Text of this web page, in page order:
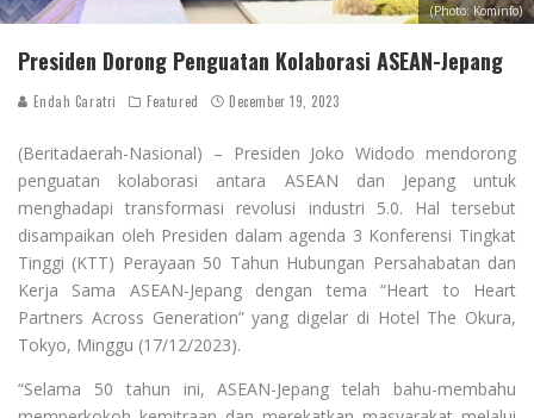
(Photo: Kominfo)
Presiden Dorong Penguatan Kolaborasi ASEAN-Jepang
Endah Caratri Featured December 19, 2023
(Beritadaerah-Nasional) – Presiden Joko Widodo mendorong
penguatan kolaborasi antara ASEAN dan Jepang untuk
menghadapi transformasi revolusi industri 5.0. Hal tersebut
disampaikan oleh Presiden dalam agenda 3 Konferensi Tingkat
Tinggi (KTT) Perayaan 50 Tahun Hubungan Persahabatan dan
Kerja Sama ASEAN-Jepang dengan tema “Heart to Heart
Partners Across Generation” yang digelar di Hotel The Okura,
Tokyo, Minggu (17/12/2023).
“Selama 50 tahun ini, ASEAN-Jepang telah bahu-membahu